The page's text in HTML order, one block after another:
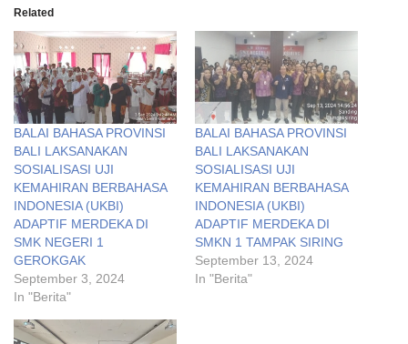
Related
BALAI BAHASA PROVINSI
BALI LAKSANAKAN
SOSIALISASI UJI
KEMAHIRAN BERBAHASA
INDONESIA (UKBI)
ADAPTIF MERDEKA DI
SMK NEGERI 1
GEROKGAK
September 3, 2024
In "Berita"
BALAI BAHASA PROVINSI
BALI LAKSANAKAN
SOSIALISASI UJI
KEMAHIRAN BERBAHASA
INDONESIA (UKBI)
ADAPTIF MERDEKA DI
SMKN 1 TAMPAK SIRING
September 13, 2024
In "Berita"